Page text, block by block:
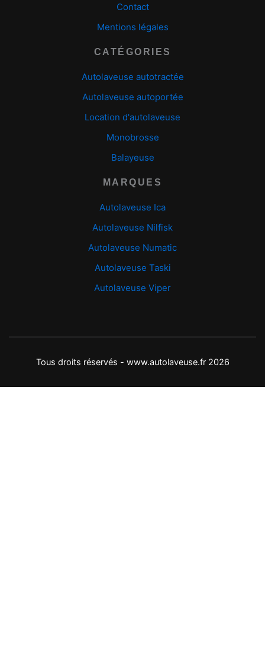
Contact
Mentions légales
CATÉGORIES
Autolaveuse autotractée
Autolaveuse autoportée
Location d'autolaveuse
Monobrosse
Balayeuse
MARQUES
Autolaveuse Ica
Autolaveuse Nilfisk
Autolaveuse Numatic
Autolaveuse Taski
Autolaveuse Viper
Tous droits réservés - www.autolaveuse.fr 2026